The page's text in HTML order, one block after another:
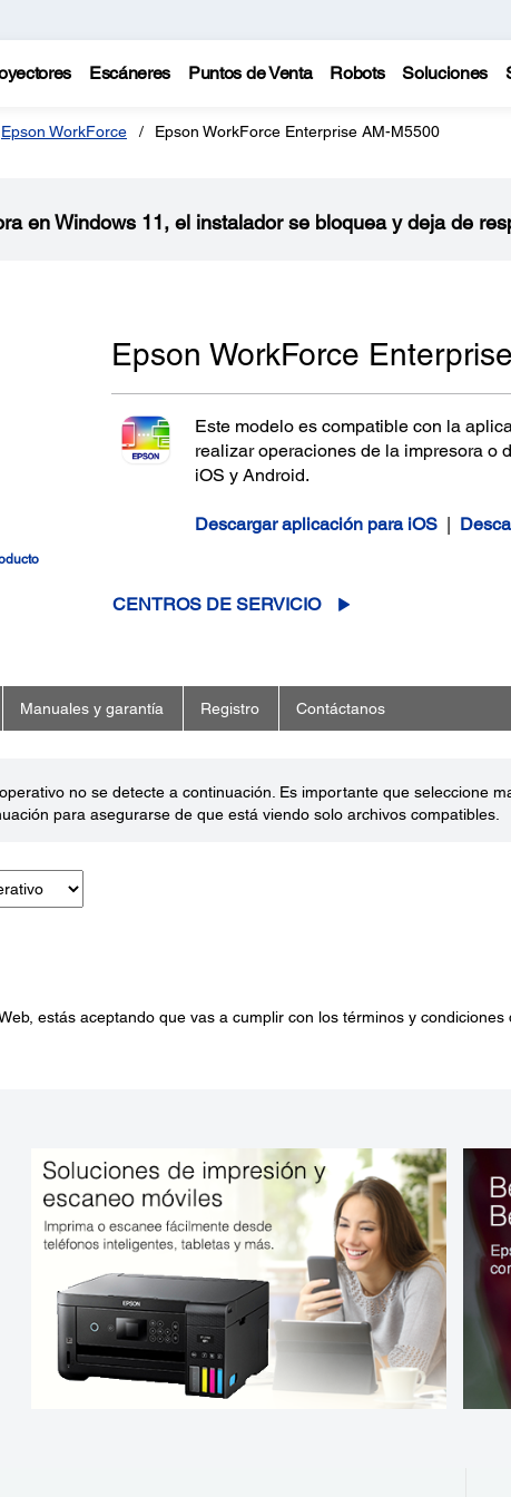
Escáneres Puntos de Venta Robots Soluciones
Epson WorkForce Epson WorkForce Enterprise AM-M5500
en Windows 11, el instalador se bloquea y deja de
Epson WorkForce
Este modelo es compatible con la
realizar operaciones de la impresora o
iOS y Android.
Descargar aplicación para iOS|
CENTROS DE SERVICIO
Manuales y garantía Registro Contáctanos
no se detecte a continuación. Es importante que seleccione
para asegurarse de que está viendo solo archivos compatibles.
estás aceptando que vas a cumplir con los términos y condiciones